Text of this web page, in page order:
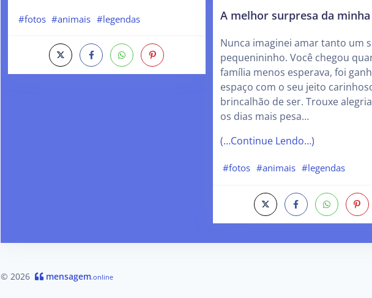
#fotos #animais #legendas A melhor surpresa da
Nunca imaginei amar tanto um
pequenininho. Você chegou
família menos esperava, foi
espaço com o seu jeito
brincalhão de ser. Trouxe
os dias mais pesa…
(…Continue Lendo…)
#fotos #animais #legendas
© 2026 mensagem.online